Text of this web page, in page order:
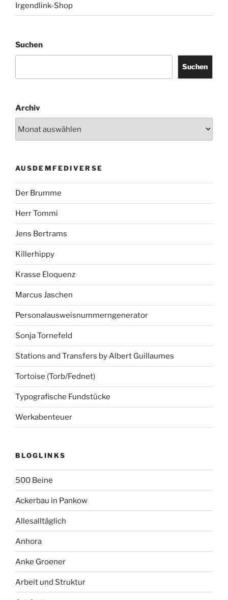
Irgendlink-Shop
Suchen
Suchen
Archiv
AUSDEMFEDIVERSE
Der Brumme
Herr Tommi
Jens Bertrams
Killerhippy
Krasse Eloquenz
Marcus Jaschen
Personalausweisnummerngenerator
Sonja Tornefeld
Stations and Transfers by Albert Guillaumes
Tortoise (Torb/Fednet)
Typografische Fundstücke
Werkabenteuer
BLOGLINKS
500 Beine
Ackerbau in Pankow
Allesalltäglich
Anhora
Anke Groener
Arbeit und Struktur